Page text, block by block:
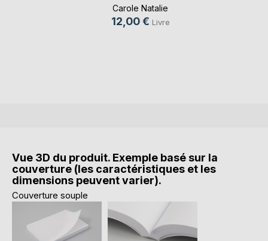
Carole Natalie
12,00 € Livre
Vue 3D du produit. Exemple basé sur la
couverture (les caractéristiques et les
dimensions peuvent varier).
Couverture souple